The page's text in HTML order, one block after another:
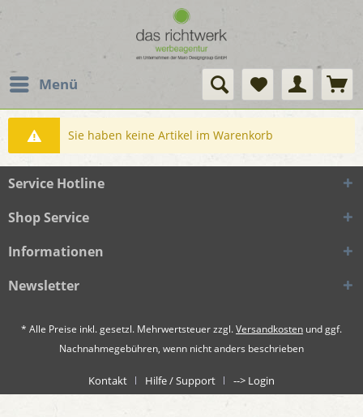
Menü
Sie haben keine Artikel im Warenkorb
Service Hotline
Shop Service
Informationen
Newsletter
* Alle Preise inkl. gesetzl. Mehrwertsteuer zzgl.Versandkosten und ggf.
Nachnahmegebühren, wenn nicht anders beschrieben
Kontakt Hilfe / Support --> Login